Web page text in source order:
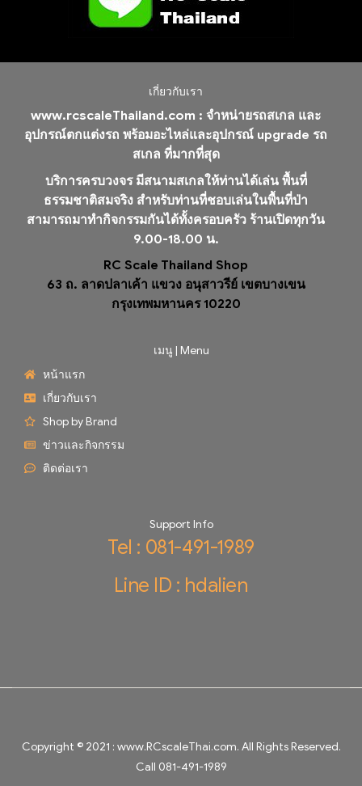
เกี่ยวกับเรา
www.rcscaleThailand.com : จำหน่ายรถสเกล และ
อุปกรณ์ตกแต่งรถ พร้อมอะไหล่และอุปกรณ์ upgrade รถ
สเกล ที่มากที่สุด
บริการครบวงจร มีสนามสเกลให้ท่านได้เล่น พื้นที่
ธรรมชาติสมจริง สำหรับท่านที่ชอบเล่นในพื้นที่ป่า
สามารถมาทำกิจกรรมกันได้ทั้งครอบครัว ร้านเปิดทุกวัน
9.00-18.00 น.
RC Scale Thailand Shop
63 ถ. ลาดปลาเค้า แขวง อนุสาวรีย์ เขตบางเขน
กรุงเทพมหานคร 10220
เมนู | Menu
หน้าแรก
เกี่ยวกับเรา
Shop by Brand
ข่าวและกิจกรรม
ติดต่อเรา
Support Info
Tel : 081-491-1989
Line ID : hdalien
Copyright © 2021 : www.RCscaleThai.com. All Rights Reserved.
Call 081-491-1989